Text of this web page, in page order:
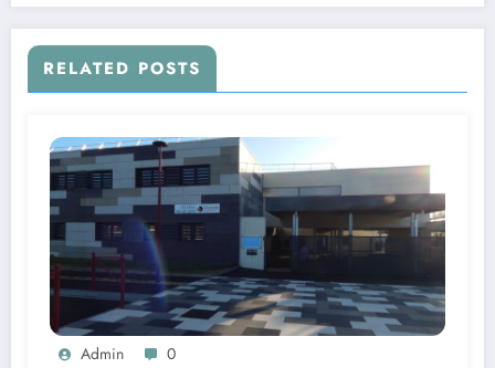
RELATED POSTS
Admin 0